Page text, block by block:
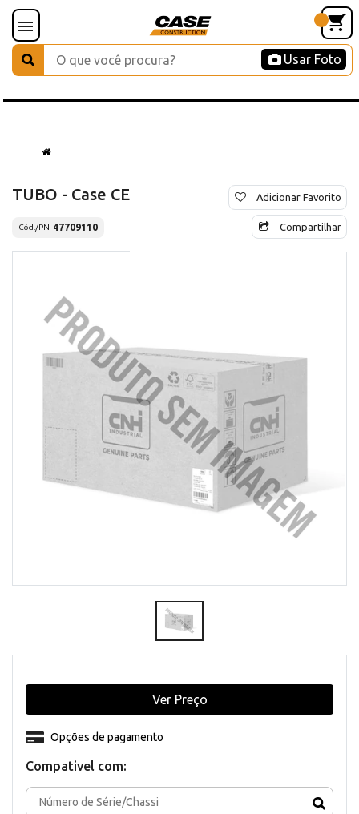
Usar Foto
TUBO - Case CE
Cód./PN 47709110
Adicionar Favorito
Compartilhar
Compativel com:
Opções de pagamento
Ver Preço